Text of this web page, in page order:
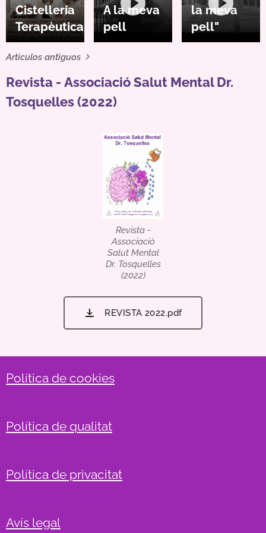
Cistelleria
Terapèutica
A la meva
pell
la meva
pell"
Artículos antiguos
Revista - Associació Salut Mental Dr.
Tosquelles (2022)
Revista -
Associació
Salut Mental
Dr. Tosquelles
(2022)
REVISTA 2022.pdf
Política de cookies
Política de qualitat
Política de privacitat
Avís legal